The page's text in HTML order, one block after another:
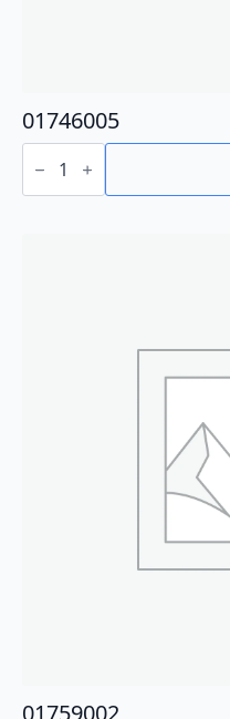
01746005
01746005
adet
01759002